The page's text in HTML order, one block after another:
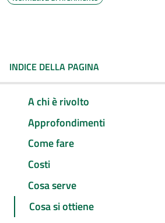
INDICE DELLA PAGINA
A chi è rivolto
Approfondimenti
Come fare
Costi
Cosa serve
Cosa si ottiene